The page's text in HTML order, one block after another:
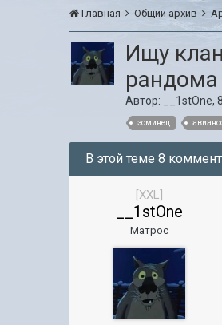
Главная Общий архив
Ищу
рандома
Автор: __1stOne,
эсминец
В этой теме 8
[XXL]
__1stOne
Матрос